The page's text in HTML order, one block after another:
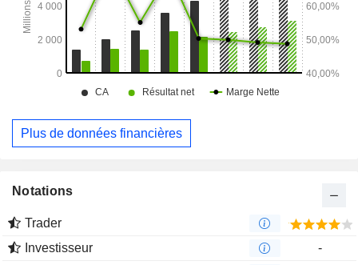
Plus de données financières
Notations
Trader
Investisseur
-